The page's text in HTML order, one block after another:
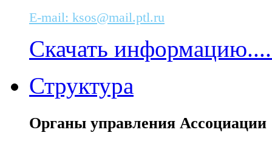
E-mail: ksos@mail.ptl.ru
Скачать
Структура
Органы управления